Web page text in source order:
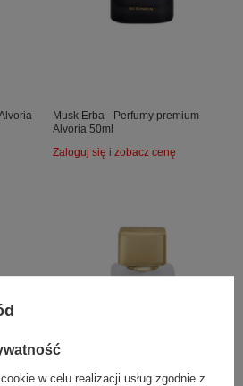
Musk Erba - Perfumy premium
Alvoria 50ml
Zaloguj się i zobacz cenę
w celu realizacji usług zgodnie z